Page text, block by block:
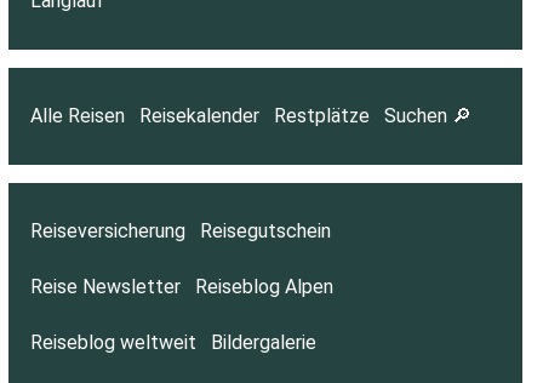
Alle Reisen Reisekalender Restplätze Suchen 🔎
Reiseversicherung Reisegutschein
Reise Newsletter Reiseblog Alpen
Reiseblog weltweit Bildergalerie